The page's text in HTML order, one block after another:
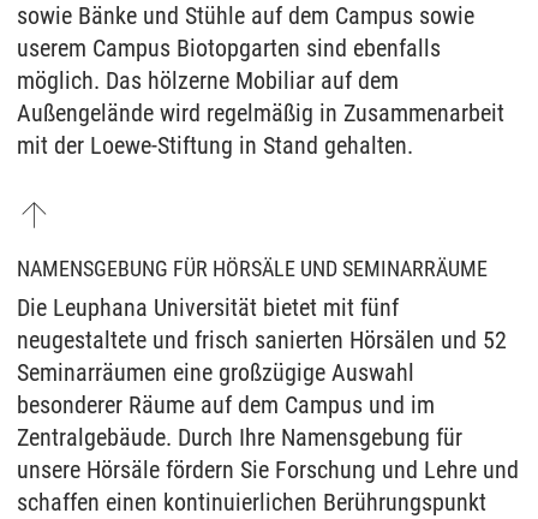
sowie Bänke und Stühle auf dem Campus sowie
userem Campus Biotopgarten sind ebenfalls
möglich. Das hölzerne Mobiliar auf dem
Außengelände wird regelmäßig in Zusammenarbeit
mit der Loewe-Stiftung in Stand gehalten.
NAMENSGEBUNG FÜR HÖRSÄLE UND SEMINARRÄUME
Die Leuphana Universität bietet mit fünf
neugestaltete und frisch sanierten Hörsälen und 52
Seminarräumen eine großzügige Auswahl
besonderer Räume auf dem Campus und im
Zentralgebäude. Durch Ihre Namensgebung für
unsere Hörsäle fördern Sie Forschung und Lehre und
schaffen einen kontinuierlichen Berührungspunkt